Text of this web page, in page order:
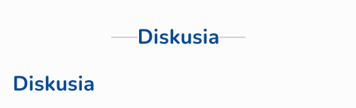
Diskusia
Diskusia